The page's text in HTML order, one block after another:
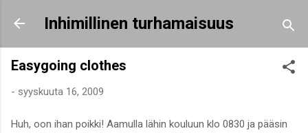
Siirry pääsisältöön
Inhimillinen turhamaisuus
Easygoing clothes
- syyskuuta 16, 2009
Huh, oon ihan poikki! Aamulla lähin kouluun klo 0830 ja pääsin